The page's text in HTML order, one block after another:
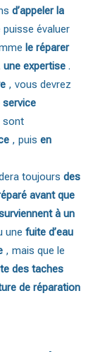
d’appeler la
puisse évaluer
le réparer
une expertise.
, vous devrez
service
, puis en
toujours des
avant que
à un
une fuite d’eau
, mais que le
des taches
de réparation